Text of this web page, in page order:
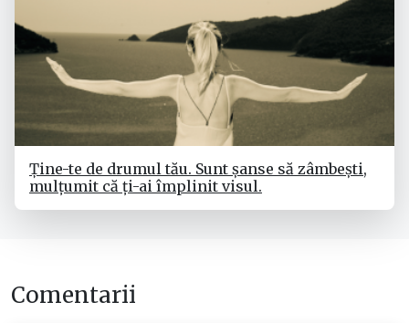
Ține-te de drumul tău. Sunt șanse să zâmbești,
mulțumit că ți-ai împlinit visul.
Comentarii